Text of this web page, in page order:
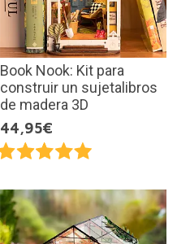
Book Nook: Kit para
construir un sujetalibros
de madera 3D
44,95€